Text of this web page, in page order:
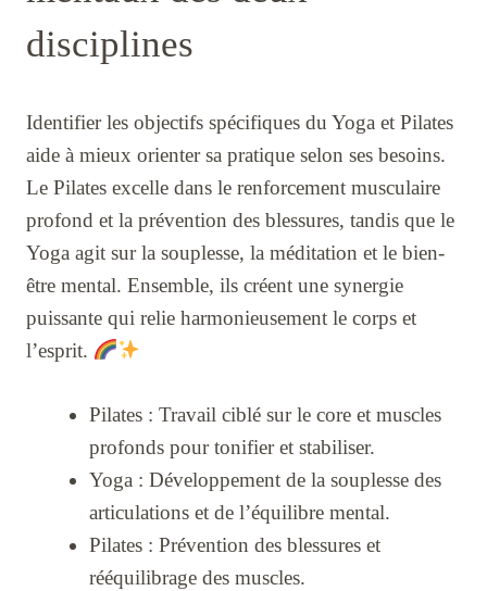
disciplines
Identifier les objectifs spécifiques du Yoga et Pilates
aide à mieux orienter sa pratique selon ses besoins.
Le Pilates excelle dans le renforcement musculaire
profond et la prévention des blessures, tandis que le
Yoga agit sur la souplesse, la méditation et le bien-
être mental. Ensemble, ils créent une synergie
puissante qui relie harmonieusement le corps et
l’esprit.
Pilates : Travail ciblé sur le core et muscles
profonds pour tonifier et stabiliser.
Yoga : Développement de la souplesse des
articulations et de l’équilibre mental.
Pilates : Prévention des blessures et
rééquilibrage des muscles.